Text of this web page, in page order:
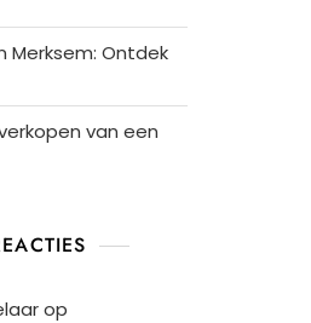
Merksem: Ontdek
van een
op